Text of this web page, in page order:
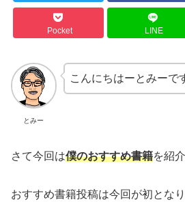
Pocket LINE
とみー
こんにちはーとみーで
さて今回は僕のおすすめ書籍を紹
おすすめ書籍投稿は今回が初となり